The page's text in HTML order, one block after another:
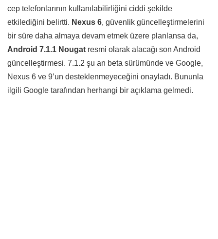
cep telefonlarının kullanılabilirliğini ciddi şekilde
etkilediğini belirtti. Nexus 6, güvenlik güncelleştirmelerini
bir süre daha almaya devam etmek üzere planlansa da,
Android 7.1.1 Nougat resmi olarak alacağı son Android
güncelleştirmesi. 7.1.2 şu an beta sürümünde ve Google,
Nexus 6 ve 9’un desteklenmeyeceğini onayladı. Bununla
ilgili Google tarafından herhangi bir açıklama gelmedi.